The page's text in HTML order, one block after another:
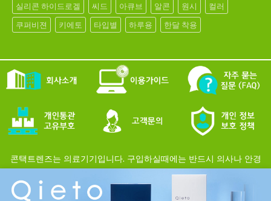
실리콘 하이드로겔
씨드 아큐브 알콘 원시
컬러
쿠퍼비젼
키에토 타입별 하루용 한달 착용
콘택트렌즈는 의료기기입니다. 구입하실때에는 반드시 의사나 안경
사의 처방에 근거해 구입하시기 바랍니다.